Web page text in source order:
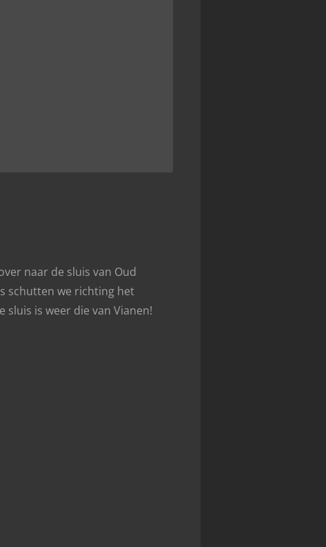
naar de sluis van Oud
schutten we richting het
sluis is weer die van Vianen!